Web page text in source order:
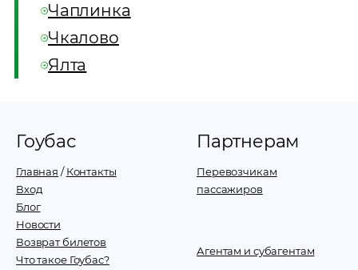
Чаплинка
Чкалово
Ялта
Гоубас
Главная /Контакты
Вход
Блог
Новости
Возврат билетов
Что такое Гоубас?
Партнерам
Перевозчикам
пассажиров
Агентам и субагентам